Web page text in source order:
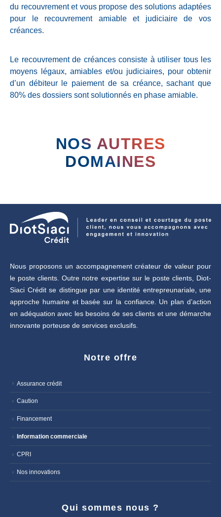
du recouvrement et vous propose des solutions adaptées
pour le recouvrement amiable et judiciaire de vos
créances.
Le recouvrement de créances consiste à utiliser tous les
moyens légaux, amiables et/ou judiciaires, pour obtenir
d’un débiteur le paiement de sa créance, sachant que
80% des dossiers sont solutionnés en phase amiable.
NOS AUTRES
DOMAINES
Nous proposons un accompagnement créateur de valeur pour
le poste clients. Outre notre expertise sur le poste clients, Diot-
Siaci Crédit se distingue par une identité entrepreunariale, une
approche humaine et basée sur la confiance. Un plan d’action
en adéquation avec les besoins de ses clients et une démarche
innovante porteuse de services exclusifs.
Notre offre
Assurance crédit
Caution
Financement
Information commerciale
CPRI
Nos innovations
Qui sommes nous ?